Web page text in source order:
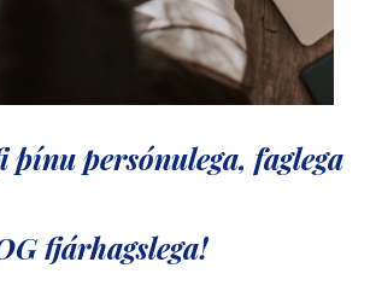
þínupersónulega, faglega
fjárhagslega!